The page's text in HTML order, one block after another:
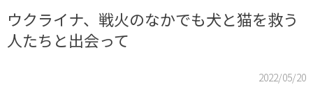
ウクライナ、戦火のなかでも犬と猫を救う
人たちと出会って
2022/05/20